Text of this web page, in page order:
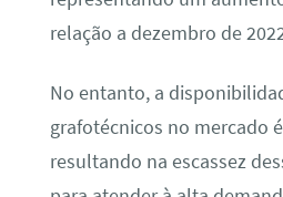
relação a dezembro de
No entanto, a
grafotécnicos no mercado
resultando na escassez